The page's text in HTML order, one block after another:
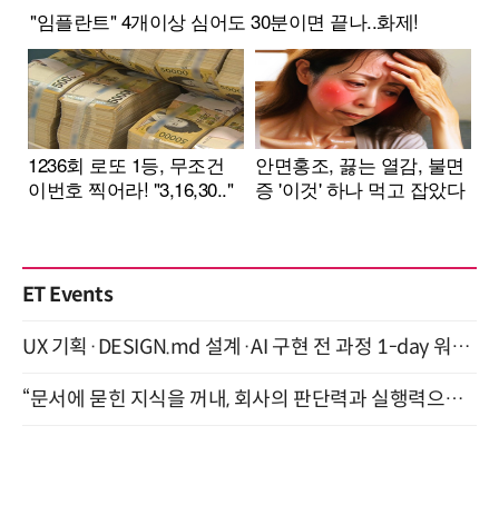
ET Events
UX 기획·DESIGN.md 설계·AI 구현 전 과정 1-day 워크숍 with Claude Code·Codex 9월 15일 개최
“문서에 묻힌 지식을 꺼내, 회사의 판단력과 실행력으로 바꾸다” (8/20)